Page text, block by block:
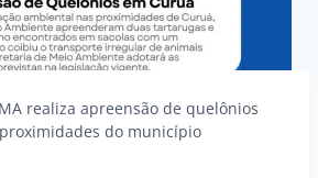
realiza apreensão de quelônios
do município